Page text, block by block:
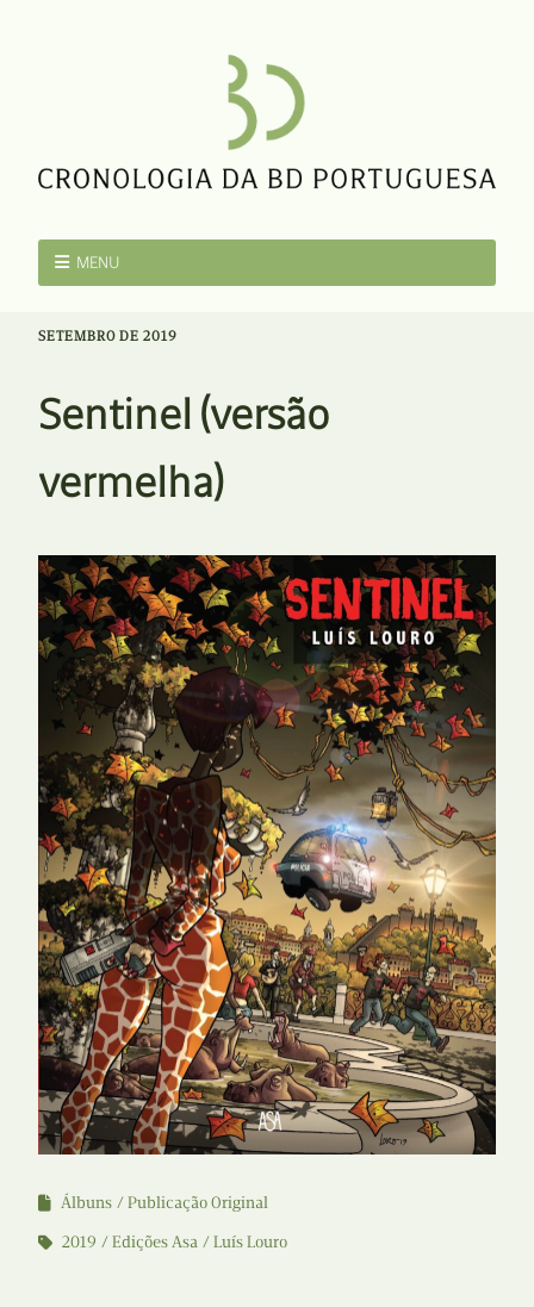
MENU
SETEMBRO DE 2019
Sentinel (versão
vermelha)
Álbuns
Publicação Original
2019
Edições Asa Luís Louro